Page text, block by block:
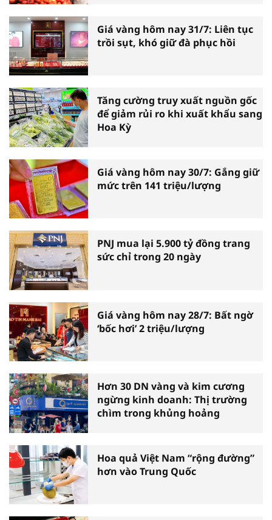
Giá vàng hôm nay 31/7: Liên tục
trồi sụt, khó giữ đà phục hồi
Tăng cường truy xuất nguồn gốc
để giảm rủi ro khi xuất khẩu sang
Hoa Kỳ
Giá vàng hôm nay 30/7: Gắng giữ
mức trên 141 triệu/lượng
PNJ mua lại 5.900 tỷ đồng trang
sức chỉ trong 20 ngày
Giá vàng hôm nay 28/7: Bất ngờ
‘bốc hơi’ 2 triệu/lượng
Hơn 30 DN vàng và kim cương
ngừng kinh doanh: Thị trường
chìm trong khủng hoảng
Hoa quả Việt Nam “rộng đường”
hơn vào Trung Quốc